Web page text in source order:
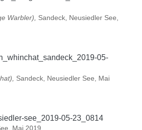
Warbler),
Sandeck, Neusiedler See,
Sandeck, Neusiedler See, Mai
Mai 2019